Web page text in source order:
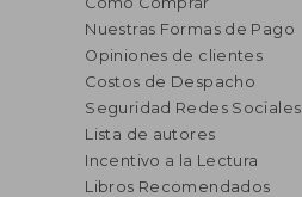
Nuestras Formas de Pago
Opiniones de clientes
Costos de Despacho
Seguridad Redes Sociales
Lista de autores
Incentivo a la Lectura
Libros Recomendados